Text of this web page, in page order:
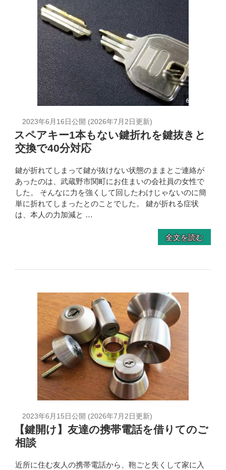
2023年6月16日公開 (2026年7月2日更新)
スペアキー1本もない鍵折れを鍵抜きと
交換で40分対応
鍵が折れてしまって鍵が抜けない状態のままとご連絡が
あったのは、武蔵野市関町にお住まいの会社員の女性で
した。 そんなに力を強くして回したわけじゃないのに簡
単に折れてしまったとのことでした。 鍵が折れる症状
は、本人の力加減と …
全文を読む
2023年6月15日公開 (2026年7月2日更新)
【鍵開け】友達の携帯電話を借りてのご
相談
近所に住む友人の携帯電話から、鞄ごと失くして家に入